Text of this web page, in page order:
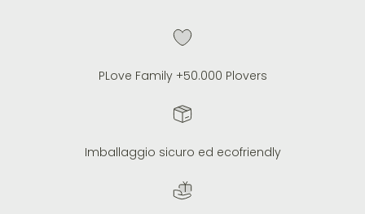
PLove Family +50.000 Plovers
Imballaggio sicuro ed ecofriendly